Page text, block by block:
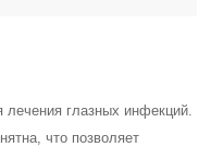
глазных инфекций.
что позволяет